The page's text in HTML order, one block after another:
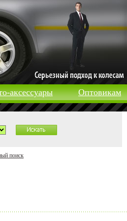
аксессуары Оптовикам
поиск